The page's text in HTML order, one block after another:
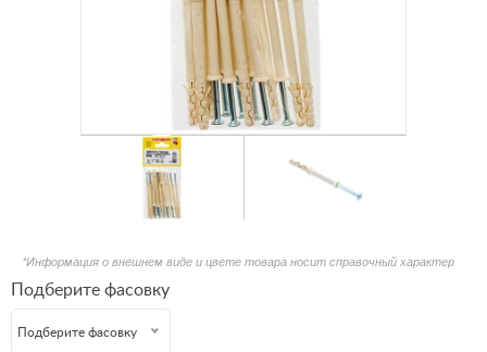
*Информация о внешнем виде и цвете товара носит справочный характер
Подберите фасовку
Подберите фасовку